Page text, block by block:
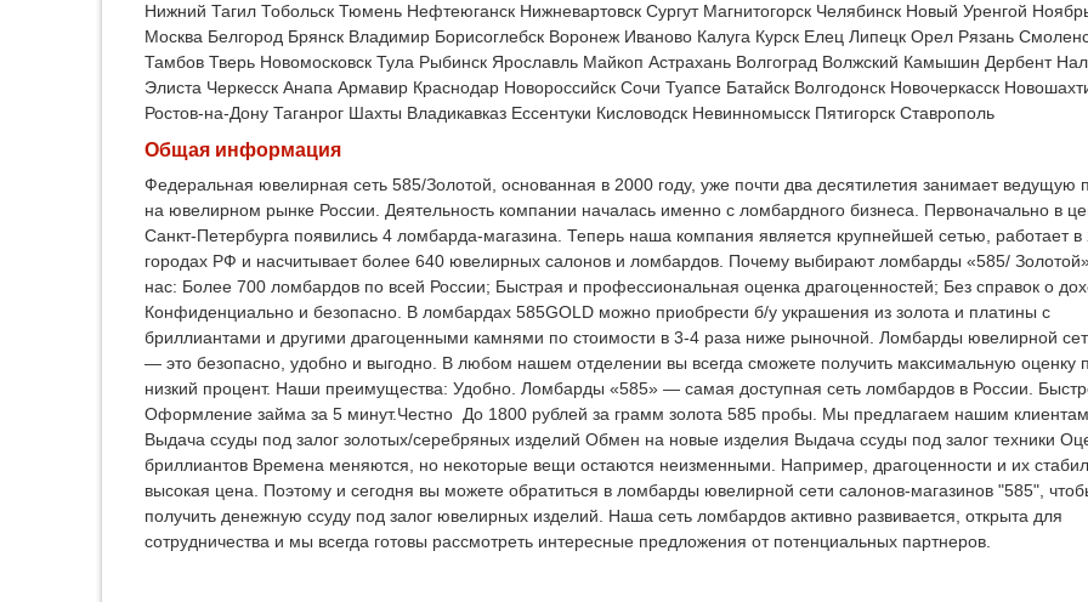
Нижний Тагил Тобольск Тюмень Нефтеюганск Нижневартовск Сургут Магнитогорск Челябинск Новый Уренгой
Москва Белгород Брянск Владимир Борисоглебск Воронеж Иваново Калуга Курск Елец Липецк Орел Рязань
Тамбов Тверь Новомосковск Тула Рыбинск Ярославль Майкоп Астрахань Волгоград Волжский Камышин Дербент
Элиста Черкесск Анапа Армавир Краснодар Новороссийск Сочи Туапсе Батайск Волгодонск Новочеркасск
Ростов-на-Дону Таганрог Шахты Владикавказ Ессентуки Кисловодск Невинномысск Пятигорск Ставрополь
Общая информация
Федеральная ювелирная сеть 585/Золотой, основанная в 2000 году, уже почти два десятилетия занимает ведущую
на ювелирном рынке России. Деятельность компании началась именно с ломбардного бизнеса. Первоначально в
Санкт-Петербурга появились 4 ломбарда-магазина. Теперь наша компания является крупнейшей сетью, работает в
городах РФ и насчитывает более 640 ювелирных салонов и ломбардов. Почему выбирают ломбарды «585/
нас: Более 700 ломбардов по всей России; Быстрая и профессиональная оценка драгоценностей; Без справок о
Конфиденциально и безопасно. В ломбардах 585GOLD можно приобрести б/у украшения из золота и платины с
бриллиантами и другими драгоценными камнями по стоимости в 3-4 раза ниже рыночной. Ломбарды ювелирной
— это безопасно, удобно и выгодно. В любом нашем отделении вы всегда сможете получить максимальную оценку
низкий процент. Наши преимущества: Удобно. Ломбарды «585» — самая доступная сеть ломбардов в России.
Оформление займа за 5 минут.Честно До 1800 рублей за грамм золота 585 пробы. Мы предлагаем нашим
Выдача ссуды под залог золотых/серебряных изделий Обмен на новые изделия Выдача ссуды под залог техники
бриллиантов Времена меняются, но некоторые вещи остаются неизменными. Например, драгоценности и их
высокая цена. Поэтому и сегодня вы можете обратиться в ломбарды ювелирной сети салонов-магазинов "585",
получить денежную ссуду под залог ювелирных изделий. Наша сеть ломбардов активно развивается, открыта для
сотрудничества и мы всегда готовы рассмотреть интересные предложения от потенциальных партнеров.